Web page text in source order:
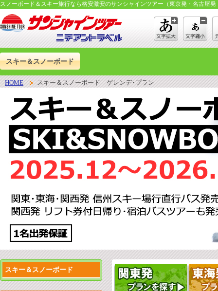
スノーボード＆スキー旅行なら格安激安のサンシャインツアー（東京発・名古屋発
スキー＆スノーボード
HOME スキー＆スノーボード ゲレンデ･プラン
スキー＆スノーボード